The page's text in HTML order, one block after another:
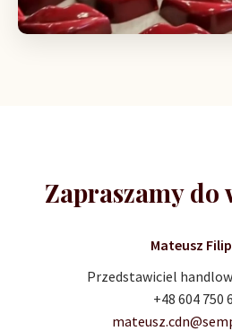
Zapraszamy do
Mateusz
Przedstawiciel
+48 604 750